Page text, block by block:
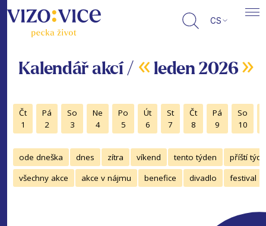
CS
Kalendář akcí / « leden 2026 »
Čt
1
Pá
2
So
3
Ne
4
Po
5
Út
6
St
7
Čt
8
Pá
9
So
10
ode dneška dnes zítra víkend tento týden
příští
všechny akce
akce v nájmu benefice divadlo festival